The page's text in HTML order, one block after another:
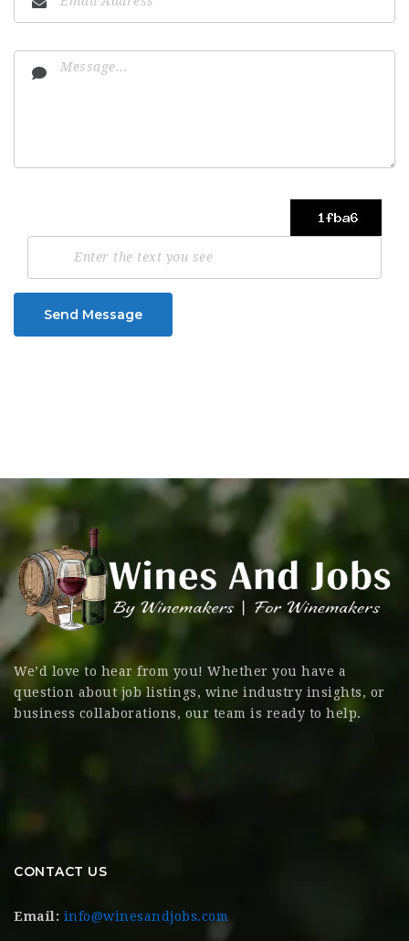
Send Message
We’d love to hear from you! Whether you have a
question about job listings, wine industry insights, or
business collaborations, our team is ready to help.
CONTACT US
Email: info@winesandjobs.com